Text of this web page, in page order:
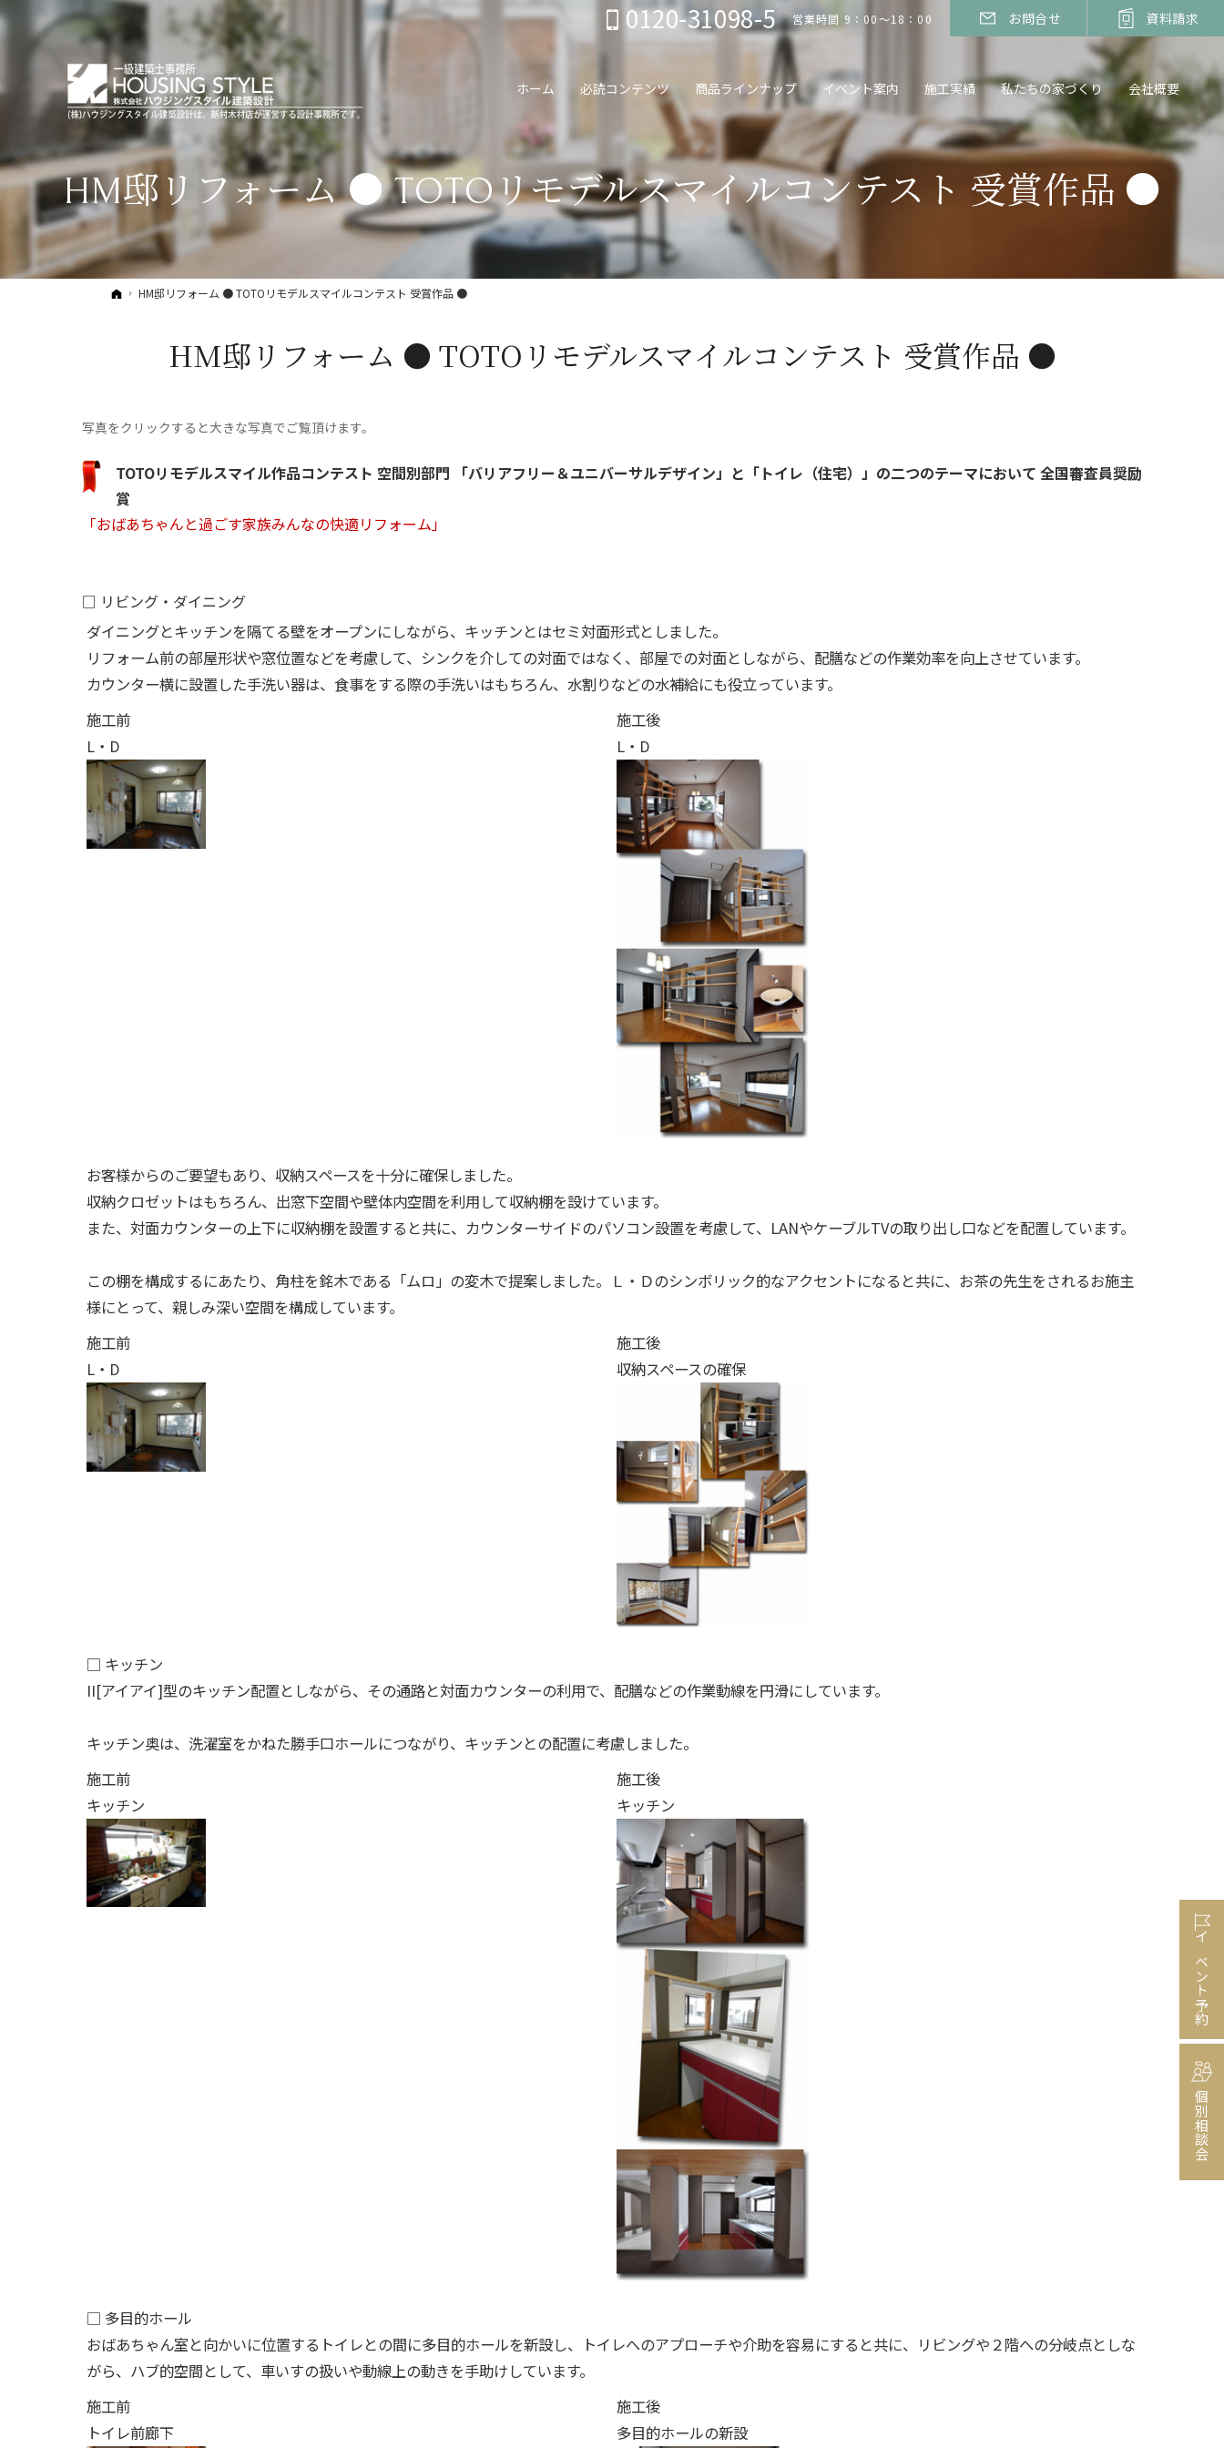
HM邸リフォーム ● TOTOリモデルスマイルコンテスト 受賞作品 ●
ホーム
HM邸リフォーム ● TOTOリモデルスマイルコンテスト 受賞作品 ●
HM邸リフォーム ● TOTOリモデルスマイルコンテスト 受賞作品 ●
写真をクリックすると大きな写真でご覧頂けます。
TOTOリモデルスマイル作品コンテスト 空間別部門 「バリアフリー＆ユニバーサルデザイン」と「トイレ（住宅）」の二つのテーマにおいて 全国審査員奨励
賞
「おばあちゃんと過ごす家族みんなの快適リフォーム」
□ リビング・ダイニング
ダイニングとキッチンを隔てる壁をオープンにしながら、キッチンとはセミ対面形式としました。
リフォーム前の部屋形状や窓位置などを考慮して、シンクを介しての対面ではなく、部屋での対面としながら、配膳などの作業効率を向上させています。
カウンター横に設置した手洗い器は、食事をする際の手洗いはもちろん、水割りなどの水補給にも役立っています。
施工前
L・D
施工後
L・D
お客様からのご要望もあり、収納スペースを十分に確保しました。
収納クロゼットはもちろん、出窓下空間や壁体内空間を利用して収納棚を設けています。
また、対面カウンターの上下に収納棚を設置すると共に、カウンターサイドのパソコン設置を考慮して、LANやケーブルTVの取り出し口などを配置しています。
この棚を構成するにあたり、角柱を銘木である「ムロ」の変木で提案しました。Ｌ・Ｄのシンボリック的なアクセントになると共に、お茶の先生をされるお施主
様にとって、親しみ深い空間を構成しています。
施工前
L・D
施工後
収納スペースの確保
□ キッチン
II[アイアイ]型のキッチン配置としながら、その通路と対面カウンターの利用で、配膳などの作業動線を円滑にしています。
キッチン奥は、洗濯室をかねた勝手口ホールにつながり、キッチンとの配置に考慮しました。
施工前
キッチン
施工後
キッチン
□ 多目的ホール
おばあちゃん室と向かいに位置するトイレとの間に多目的ホールを新設し、トイレへのアプローチや介助を容易にすると共に、リビングや２階への分岐点としな
がら、ハブ的空間として、車いすの扱いや動線上の動きを手助けしています。
施工前
トイレ前廊下
施工後
多目的ホールの新設
ホーム 必読コンテンツ 商品ラインナップ イベント案内 施工実績 私たちの家づくり 会社概要
0120-31098-5 営業時間 9：00～18：00 お問合せ 資料請求
イベント予約
個別相談会